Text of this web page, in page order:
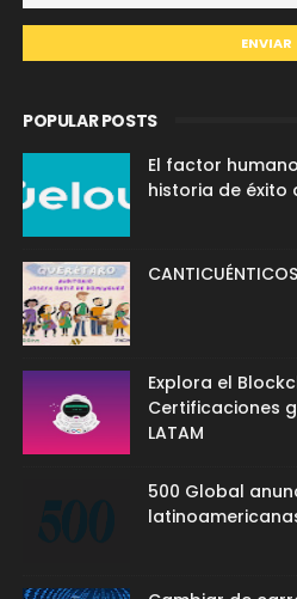
POPULAR POSTS
El factor
historia de éxito
Explora el
Certificaciones
LATAM
500 Global